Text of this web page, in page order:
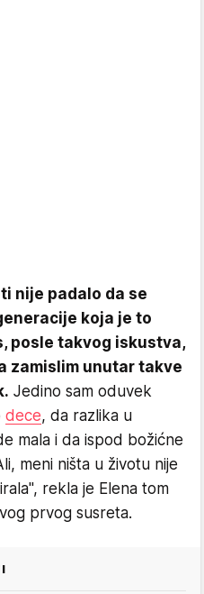
nije padalo da se
koja je to
posle takvog iskustva,
zamislim unutar takve
Jedino sam oduvek
dece, da razlika u
mala i da ispod božićne
meni ništa u životu nije
rekla je Elena tom
prvog susreta.